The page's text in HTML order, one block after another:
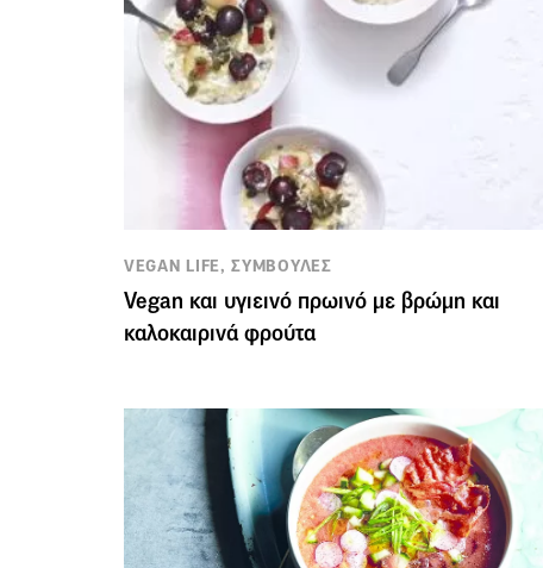
VEGAN LIFE, ΣΥΜΒΟΥΛΕΣ
Vegan και υγιεινό πρωινό με βρώμη και
καλοκαιρινά φρούτα